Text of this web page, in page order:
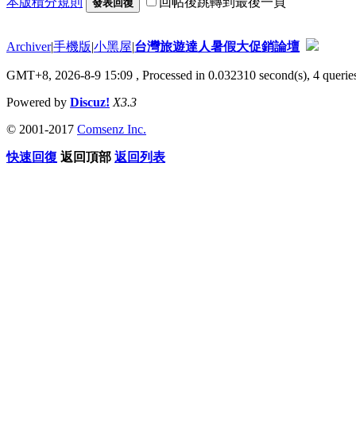
發表回復
Archiver|手機版|小黑屋|台灣旅遊達人暑假大促銷論壇
GMT+8, 2026-8-9 15:09 , Processed in 0.032310 second(s), 4
Powered by Discuz! X3.3
© 2001-2017 Comsenz Inc.
快速回復 返回頂部 返回列表